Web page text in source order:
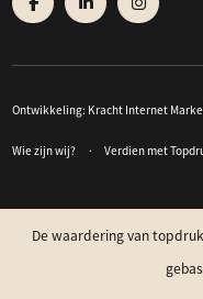
Ontwikkeling: Kracht Internet
Wie zijn wij? Verdien met
De waardering van